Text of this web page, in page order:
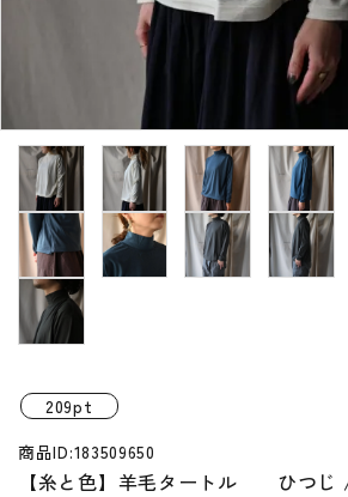
特定商取引法について
209pt
商品ID:183509650
【糸と色】羊毛タートル ひつじ